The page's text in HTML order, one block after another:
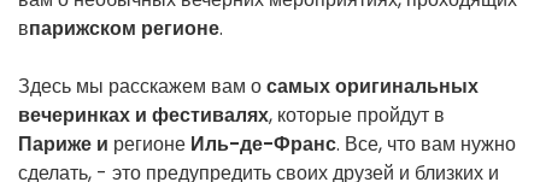
впарижском регионе.
Здесь мы расскажем вам осамых оригинальных
вечеринках и фестивалях, которые пройдут в
Париже и регионе Иль-де-Франс. Все, что вам нужно
сделать, - это предупредить своих друзей и близких и